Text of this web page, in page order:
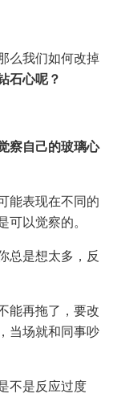
么我们如何改掉
石心呢？
察自己的玻璃心
能表现在不同的
以觉察的。
总是想太多，反
能再拖了，要改
当场就和同事吵
不是反应过度